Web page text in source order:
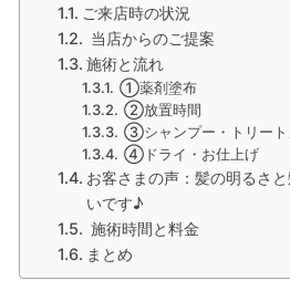
ご来店時の状況
当店からのご提案
施術と流れ
①薬剤塗布
②放置時間
③シャンプー・トリート
④ドライ・お仕上げ
お客さまの声：髪の明るさ
いです♪
施術時間と料金
まとめ